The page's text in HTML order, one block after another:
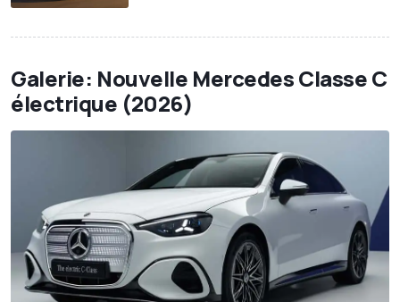
Galerie: Nouvelle Mercedes Classe C
électrique (2026)